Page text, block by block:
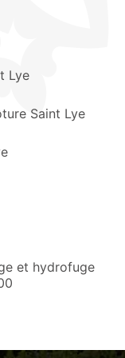
Lye
Saint Lye
et hydrofuge